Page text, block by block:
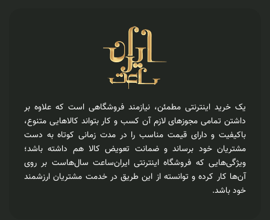
یک خرید اینترنتی مطمئن، نیازمند فروشگاهی است که علاوه بر
داشتن تمامی مجوزهای لازم آن کسب و کار بتواند کالاهایی متنوع،
باکیفیت و دارای قیمت مناسب را در مدت زمانی کوتاه به دست
مشتریان خود برساند و ضمانت تعویض کالا هم داشته باشد؛
ویژگی‌هایی که فروشگاه اینترنتی ایران‌ساعت سال‌هاست بر روی
آن‌ها کار کرده و توانسته از این طریق در خدمت مشتریان ارزشمند
خود باشد.